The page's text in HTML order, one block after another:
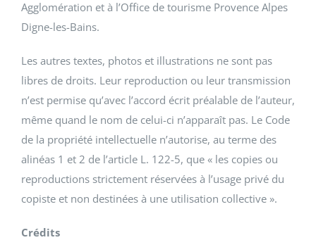
Agglomération et à l’Office de tourisme Provence Alpes
Digne-les-Bains.
Les autres textes, photos et illustrations ne sont pas
libres de droits. Leur reproduction ou leur transmission
n’est permise qu’avec l’accord écrit préalable de l’auteur,
même quand le nom de celui-ci n’apparaît pas. Le Code
de la propriété intellectuelle n’autorise, au terme des
alinéas 1 et 2 de l’article L. 122-5, que « les copies ou
reproductions strictement réservées à l’usage privé du
copiste et non destinées à une utilisation collective ».
Crédits